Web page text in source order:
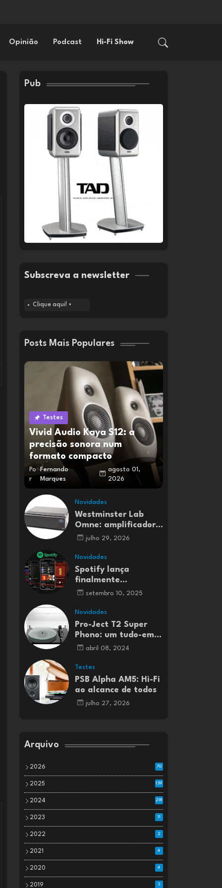
Opinião Podcast Hi-Fi Show
Pub
Subscreva a newsletter
Clique aqui! •
Posts Mais Populares
Testes
Vivid Audio Kaya S12: a
precisão sonora num
formato compacto
Po
r
Fernando
Marques
agosto 01,
2026
Novidades
Westminster Lab
Omne: amplificador
integrado Classe A
julho 29, 2026
Novidades
Spotify lança
finalmente
streaming de música
e em mais 50 países
setembro 10, 2025
Novidades
Pro-Ject T2 Super
Phono: um tudo-em-
um para entusiastas
abril 08, 2024
Testes
PSB Alpha AM5: Hi-Fi
ao alcance de todos
julho 27, 2026
Arquivo
2026 70
2025 139
2024 218
2023 11
2022 2
2021 4
2020 4
2019 3